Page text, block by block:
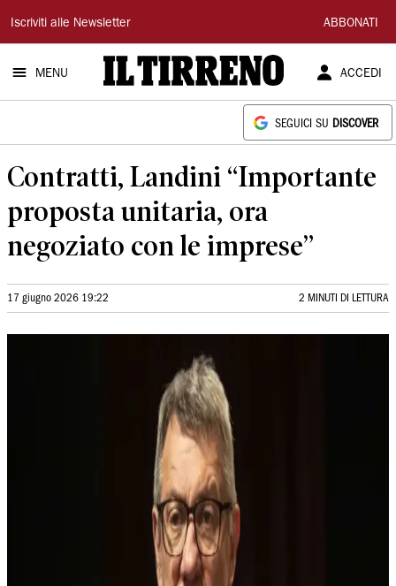
Il
Tirreno
Iscriviti alle Newsletter ABBONATI
MENU ACCEDI
SEGUICI SU DISCOVER
Contratti, Landini “Importante
proposta unitaria, ora
negoziato con le imprese”
17 giugno 2026 19:22 2 MINUTI DI LETTURA